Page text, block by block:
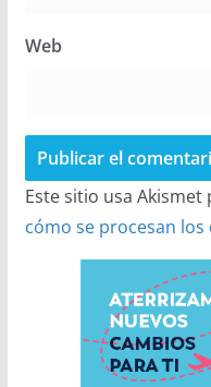
Web
Este sitio usa
cómo se procesan